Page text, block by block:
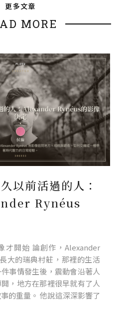
更多文章
MORE
以前活過的人：
Rynéus
才開始 論創作，Alexander
大的瑞典村莊，那裡的生活
事情發生後，震動會沿著人
，地方在那裡很早就有了人
的重量。 他說這深深影響了